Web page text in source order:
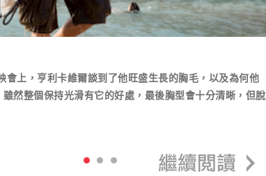
會上，亨利卡維爾談到了他旺盛生長的胸毛，以及為何他
然整個保持光滑有它的好處，最後胸型會十分清晰，但脫